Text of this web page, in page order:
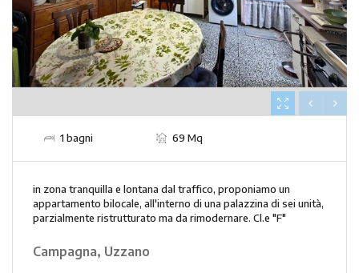
1 bagni 69 Mq
in zona tranquilla e lontana dal traffico, proponiamo un
appartamento bilocale, all'interno di una palazzina di sei unità,
parzialmente ristrutturato ma da rimodernare. Cl.e "F"
Campagna, Uzzano